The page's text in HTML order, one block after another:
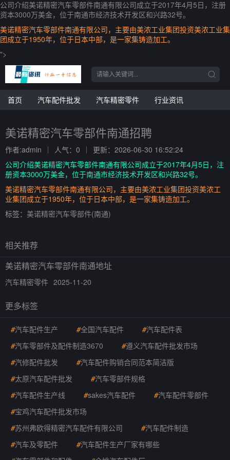
公司介绍美诺精密汽车零部件南通有限公司成立于2017年4月5日，注册
资本3000万美金，位于南通市经济技术开发区和兴路32号。
美诺精密汽车零部件南通有限公司，主要由美浓工业集团投资美浓工业集
团成立于1950年，位于日本中部，是一家集铸造加工。
">
首页 汽车配件批发 汽车精密零件 行业资讯
美诺精密汽车零部件南通招聘
作者:admin 人气：0
更新：2026-06-30 16:52:24
公司介绍美诺精密汽车零部件南通有限公司成立于2017年4月5日，注
册资本3000万美金，位于南通市经济技术开发区和兴路32号。
美诺精密汽车零部件南通有限公司，主要由美浓工业集团投资美浓工
业集团成立于1950年，位于日本中部，是一家集铸造加工。
标签： 美诺精密汽车零部件(南通)
相关推荐
美诺精密汽车零部件南通地址
汽车精密零件 2025-11-20
更多标签
#汽车配件生产 #全国汽车配件 #汽车配件表
#汽车零部件及配件制造3670 #遵义汽车配件批发市场
#汽修配件批发 #汽车配件购销合同范本简洁版
#太原汽车配件批发 #汽车零部件规格
#汽车配件生产线 #sakes汽车配件 #汽车配件零部件
#宝鸡汽车配件批发市场
#苏州弗欧得精密汽车配件有限公司 #汽车配件制造
#汽车及零配件 #汽车配件生产厂家有哪些